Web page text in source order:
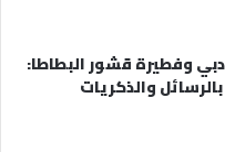
وفطيرة قشور البطاطا:
والذكريات